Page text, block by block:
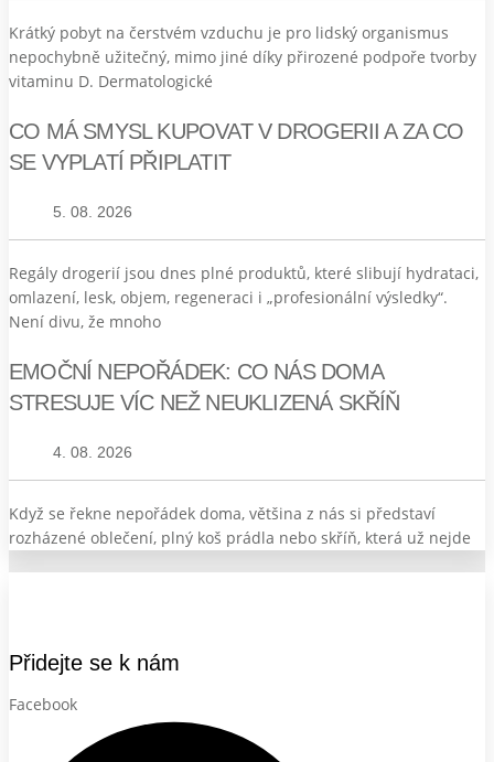
Krátký pobyt na čerstvém vzduchu je pro lidský organismus
nepochybně užitečný, mimo jiné díky přirozené podpoře tvorby
vitaminu D. Dermatologické
CO MÁ SMYSL KUPOVAT V DROGERII A ZA CO
SE VYPLATÍ PŘIPLATIT
5. 08. 2026
Regály drogerií jsou dnes plné produktů, které slibují hydrataci,
omlazení, lesk, objem, regeneraci i „profesionální výsledky“.
Není divu, že mnoho
EMOČNÍ NEPOŘÁDEK: CO NÁS DOMA
STRESUJE VÍC NEŽ NEUKLIZENÁ SKŘÍŇ
4. 08. 2026
Když se řekne nepořádek doma, většina z nás si představí
rozházené oblečení, plný koš prádla nebo skříň, která už nejde
Přidejte se k nám
Facebook